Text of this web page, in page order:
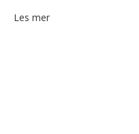
Les mer